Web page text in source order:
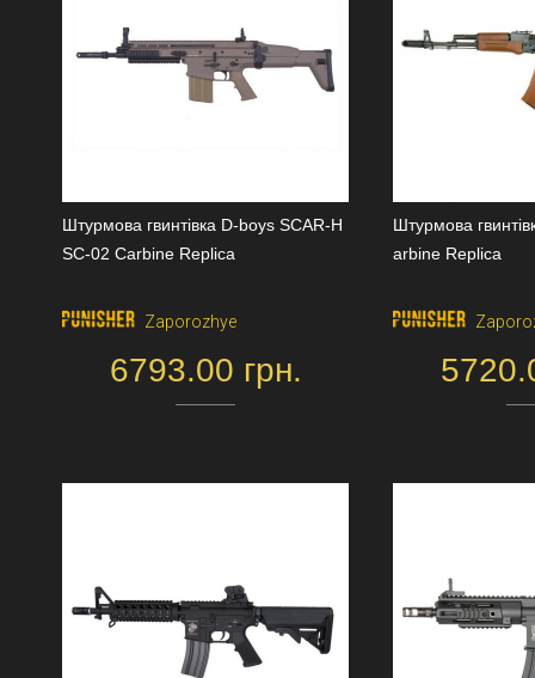
Штурмова гвинтівка D-boys SCAR-H
SC-02 Carbine Replica
Zaporozhye
6793.00 грн.
Штурмова
arbine Replica